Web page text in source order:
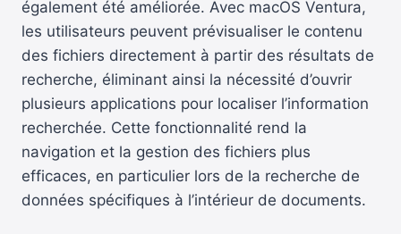
également été améliorée. Avec macOS Ventura,
les utilisateurs peuvent prévisualiser le contenu
des fichiers directement à partir des résultats de
recherche, éliminant ainsi la nécessité d’ouvrir
plusieurs applications pour localiser l’information
recherchée. Cette fonctionnalité rend la
navigation et la gestion des fichiers plus
efficaces, en particulier lors de la recherche de
données spécifiques à l’intérieur de documents.